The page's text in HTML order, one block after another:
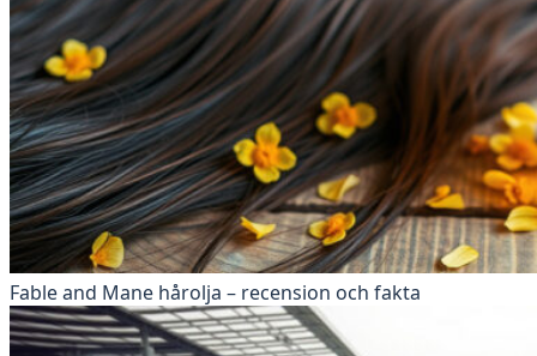
Fable and Mane hårolja – recension och fakta